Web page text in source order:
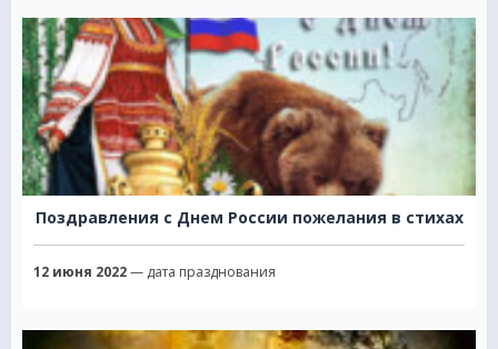
Поздравления с Днем России пожелания в стихах
12 июня 2022— дата празднования